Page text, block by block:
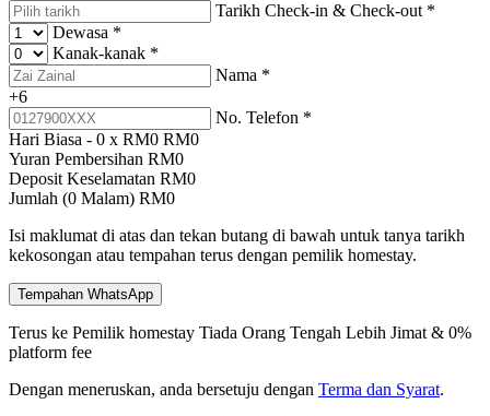
Tarikh Check-in & Check-out *
Dewasa *
Kanak-kanak *
Nama *
+6
No. Telefon *
Hari Biasa - 0 x RM0 RM0
Yuran Pembersihan RM0
Deposit Keselamatan RM0
Jumlah (0 Malam) RM0
Isi maklumat di atas dan tekan butang di bawah untuk tanya tarikh
kekosongan atau tempahan terus dengan pemilik homestay.
Tempahan WhatsApp
Terus ke Pemilik homestay Tiada Orang Tengah Lebih Jimat & 0%
platform fee
Dengan meneruskan, anda bersetuju dengan Terma dan Syarat.